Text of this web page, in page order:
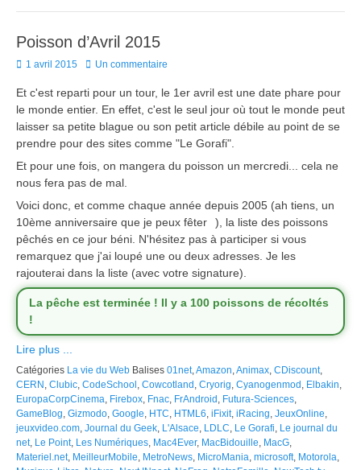
Poisson d’Avril 2015
Posted
1 avril 2015 Un commentaire
Et c'est reparti pour un tour, le 1er avril est une date phare pour
le monde entier. En effet, c'est le seul jour où tout le monde peut
laisser sa petite blague ou son petit article débile au point de se
prendre pour des sites comme "Le Gorafi".
Et pour une fois, on mangera du poisson un mercredi... cela ne
nous fera pas de mal.
Voici donc, et comme chaque année depuis 2005 (ah tiens, un
10ème anniversaire que je peux fêter
), la liste des poissons
pêchés en ce jour béni. N'hésitez pas à participer si vous
remarquez que j'ai loupé une ou deux adresses. Je les
rajouterai dans la liste (avec votre signature).
La pêche est terminée ! Il y a 100 poissons de récoltés
!
Lire plus ...
Catégories La vie du Web Balises 01net,Amazon,Animax, CDiscount,
CERN , Clubic, CodeSchool , Cowcotland , Cryorig, Cyanogenmod , Elbakin,
EuropaCorpCinema, Firebox, Fnac, FrAndroid , Futura-Sciences,
GameBlog, Gizmodo, Google, HTC, HTML6, iFixit, iRacing, JeuxOnline,
jeuxvideo.com, Journal du Geek, L'Alsace, LDLC, Le Gorafi, Le journal du
net, Le Point, Les Numériques, Mac4Ever, MacBidouille, MacG,
Materiel.net, MeilleurMobile, MetroNews, MicroMania, microsoft, Motorola,